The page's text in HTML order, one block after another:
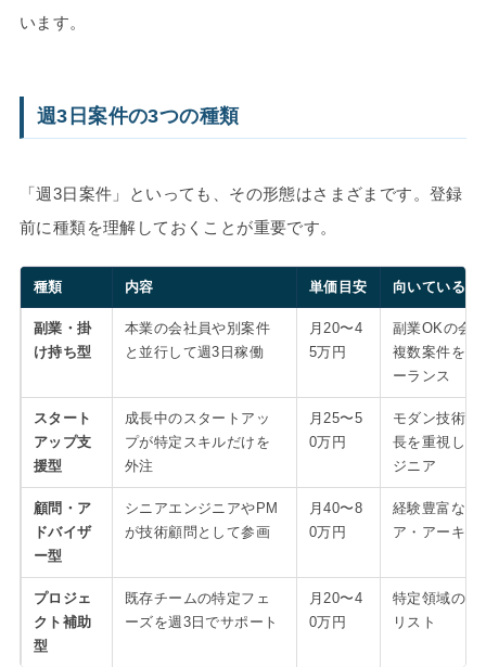
います。
週3日案件の3つの種類
「週3日案件」といっても、その形態はさまざまです。登録
前に種類を理解しておくことが重要です。
種類 内容 単価目安 向いている人
副業・掛
け持ち型
本業の会社員や別案件
と並行して週3日稼働
月20〜4
5万円
副業OKの会
複数案件を持
ーランス
スタート
アップ支
援型
成長中のスタートアッ
プが特定スキルだけを
外注
月25〜5
0万円
モダン技術・
長を重視した
ジニア
顧問・ア
ドバイザ
ー型
シニアエンジニアやPM
が技術顧問として参画
月40〜8
0万円
経験豊富なエ
ア・アーキテ
プロジェ
クト補助
型
既存チームの特定フェ
ーズを週3日でサポート
月20〜4
0万円
特定領域のス
リスト